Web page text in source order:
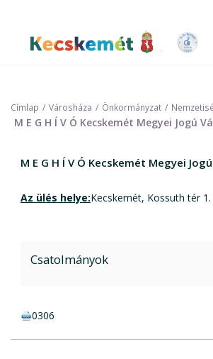
tartalomra
Kecskemét Város
Címlap Városháza Önkormányzat
M E G H Í V Ó Kecskemét Megyei
M E G H Í V Ó Kecskemét Megyei
Az ülés helye:Kecskemét, Kossuth tér
Csatolmányok
doc csatolmány:
0306